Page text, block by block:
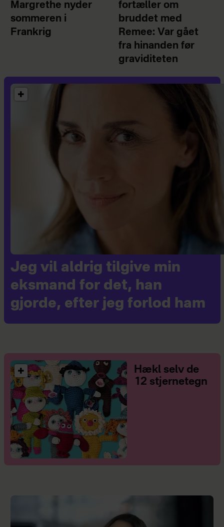
Margrethe nyder
sommeren i
Frankrig
fortæller om
bruddet med
Remee: Var gået
fra hinanden før
graviditeten
Jeg vil aldrig tilgive min
eksmand for det, han
gjorde, efter jeg forlod ham
Hækl selv de
12 stjernetegn